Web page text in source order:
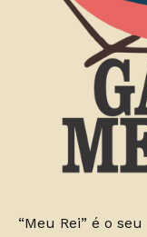
“Meu Rei” é o seu